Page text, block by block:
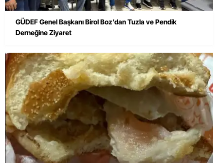
GÜDEF Genel Başkanı Birol Boz’dan Tuzla ve Pendik
Derneğine Ziyaret